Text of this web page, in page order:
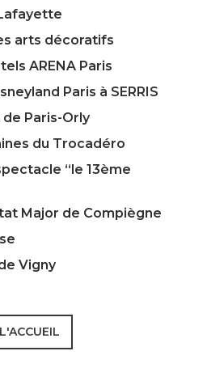
arts décoratifs
ARENA Paris
Paris à SERRIS
Paris-Orly
du Trocadéro
“le 13ème
Major de Compiègne
Vigny